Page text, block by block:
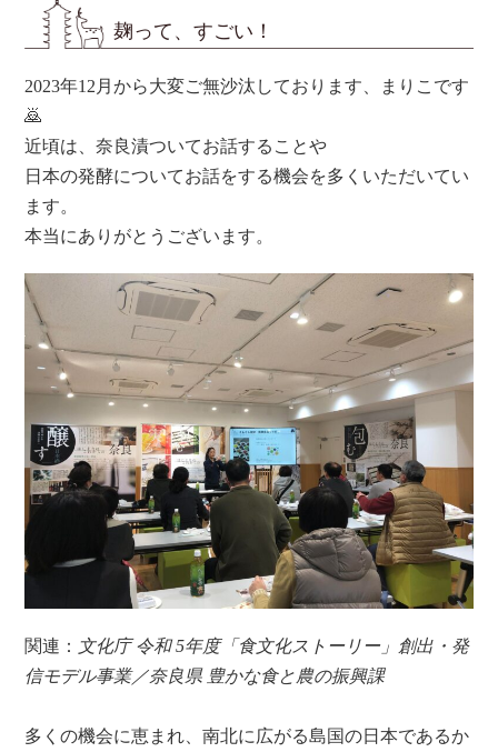
麹って、すごい！
2023年12月から大変ご無沙汰しております、まりこです
🙇
近頃は、奈良漬ついてお話することや
日本の発酵についてお話をする機会を多くいただいてい
ます。
本当にありがとうございます。
関連： 文化庁 令和 5年度「食文化ストーリー」創出・発
信モデル事業／奈良県 豊かな食と農の振興課
多くの機会に恵まれ、南北に広がる島国の日本であるか